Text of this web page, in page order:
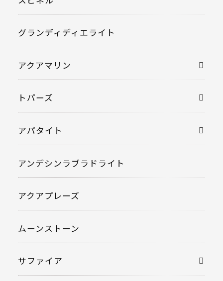
グランディディエライト
アクアマリン
トパーズ
アパタイト
アンデシンラブラドライト
アクアプレーズ
ムーンストーン
サファイア